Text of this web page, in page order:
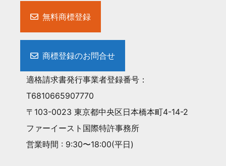
無料商標登録
商標登録のお問合せ
適格請求書発行事業者登録番号：
T6810665907770
〒103-0023 東京都中央区日本橋本町4-14-2
ファーイースト国際特許事務所
営業時間 : 9:30〜18:00(平日)